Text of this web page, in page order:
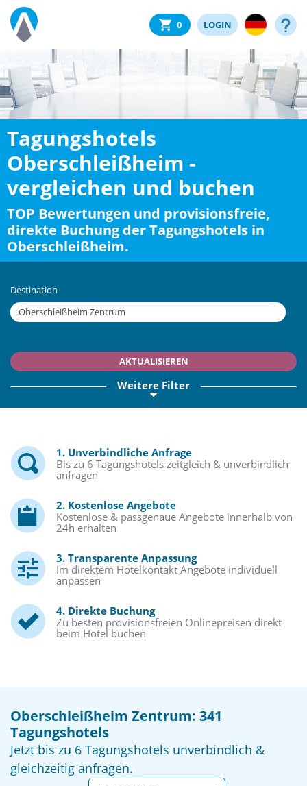
0 LOGIN
Tagungshotels
Oberschleißheim -
vergleichen und buchen
TOP Bewertungen und provisionsfreie,
direkte Buchung der Tagungshotels in
Oberschleißheim.
Destination
AKTUALISIEREN
Weitere Filter
1. Unverbindliche Anfrage
Bis zu 6 Tagungshotels zeitgleich & unverbindlich
anfragen
2. Kostenlose Angebote
Kostenlose & passgenaue Angebote innerhalb von
24h erhalten
3. Transparente Anpassung
Im direktem Hotelkontakt Angebote individuell
anpassen
4. Direkte Buchung
Zu besten provisionsfreien Onlinepreisen direkt
beim Hotel buchen
Oberschleißheim Zentrum: 341
Tagungshotels
Jetzt bis zu 6 Tagungshotels unverbindlich &
gleichzeitig anfragen.